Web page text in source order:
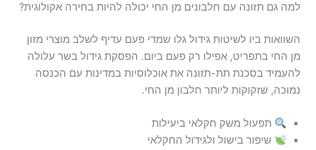
למה גם תזונה עם חלבונים מן החי יכולה להיות בחירה אקולוגית?
השוואות ביו לשיטות גידול גלו שמדי פעם עדיף לשלב מוצרי מזון
מן החי בתפריט, אפילו רק פעם ביום. הפסקת גידול בשר עלולה
להעמיד בסכנת תת-תזונה את אוכלוסיות במדינות עם הכנסה
נמוכה, שזקוקות ליותר חלבון מן החי.
תפעול משק חקלאי ביעילות
שיפור בישול ולגידול החקלאי